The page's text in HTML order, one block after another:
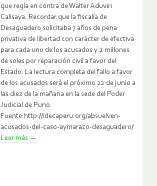
que regía en contra de Walter Aduviri
Calisaya. Recordar que la fiscalía de
Desaguadero solicitaba 7 años de pena
privativa de libertad con carácter de efectiva
para cada uno de los acusados y 2 millones
de soles por reparación civil a favor del
Estado. La lectura completa del fallo a favor
de los acusados será el próximo 22 de junio a
las diez de la mañana en la sede del Poder
Judicial de Puno.
Fuente:http://idecaperu.org/absuelven-
acusados-del-caso-aymarazo-desaguadero/
Leer más →